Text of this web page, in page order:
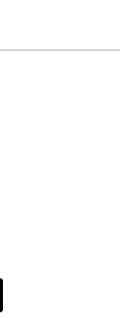
puedes ingresar al menú de